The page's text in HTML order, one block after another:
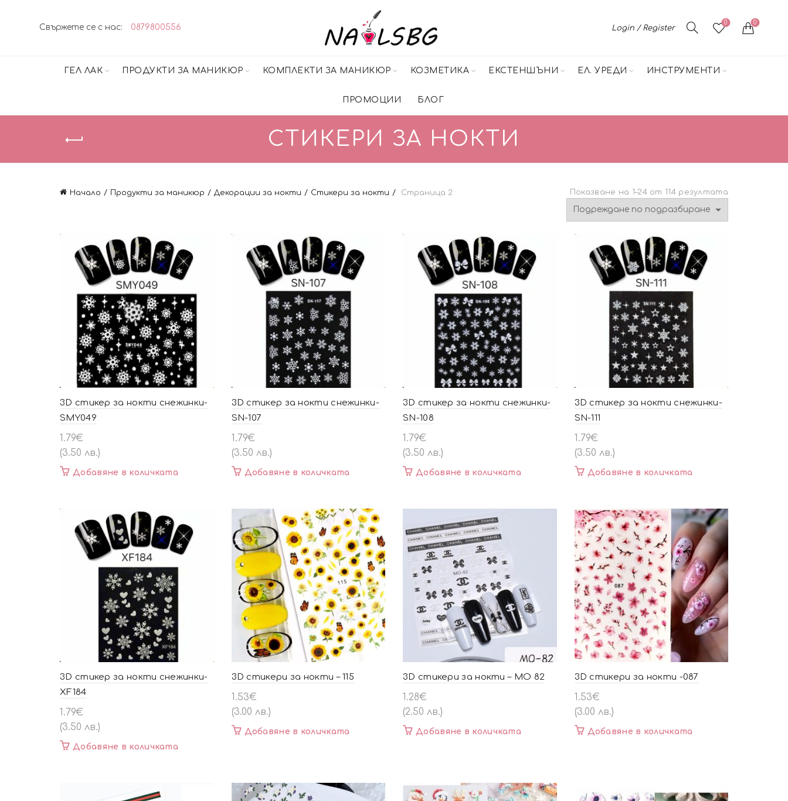
Свържете се с нас: 0879800556 Login / Register
0 0
ГЕЛ ЛАК ПРОДУКТИ ЗА МАНИКЮР КОМПЛЕКТИ ЗА МАНИКЮР КОЗМЕТИКА ЕКСТЕНШЪНИ ЕЛ. УРЕДИ ИНСТРУМЕНТИ
ПРОМОЦИИ БЛОГ
СТИКЕРИ ЗА НОКТИ
Начало Продукти за маникюр Декорации за нокти Стикери за нокти Страница 2 Показване на 1–24 от 114 резултата
3D стикер за нокти снежинки-
SMY049
1.79€
(3.50 лв.)
Добавяне в количката
3D стикер за нокти снежинки-
SN-107
1.79€
(3.50 лв.)
Добавяне в количката
3D стикер за нокти снежинки-
SN-108
1.79€
(3.50 лв.)
Добавяне в количката
3D стикер за нокти снежинки-
SN-111
1.79€
(3.50 лв.)
Добавяне в количката
3D стикер за нокти снежинки-
XF184
1.79€
(3.50 лв.)
Добавяне в количката
3D стикери за нокти – 115
1.53€
(3.00 лв.)
Добавяне в количката
3D стикери за нокти – MO 82
1.28€
(2.50 лв.)
Добавяне в количката
3D стикери за нокти -087
1.53€
(3.00 лв.)
Добавяне в количката